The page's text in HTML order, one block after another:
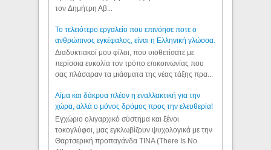
τον Δημήτρη Αβ...
Το τελειότερο εργαλείο που επινόησε ποτε ο
ανθρώπινος εγκέφαλος, είναι η Ελληνική γλώσσα.
Διαδυκτιακοί μου φίλοι, που υιοθετίσατε με
περίσσια ευκολία τον τρόπο επικοινωνίας που
σας πλάσαραν τα μιάσματα της νέας τάξης πρα...
Αίμα και δάκρυα πλέον η εναλλακτική για την
χώρα, αλλά ο μόνος δρόμος προς την ελευθερία!
Εγχώριο ολιγαρχικό σύστημα και ξένοι
τοκογλύφοι, μας εγκλωβίζουν ψυχολογικά με την
Θαρτσερική προπαγάνδα TINA (There Is No